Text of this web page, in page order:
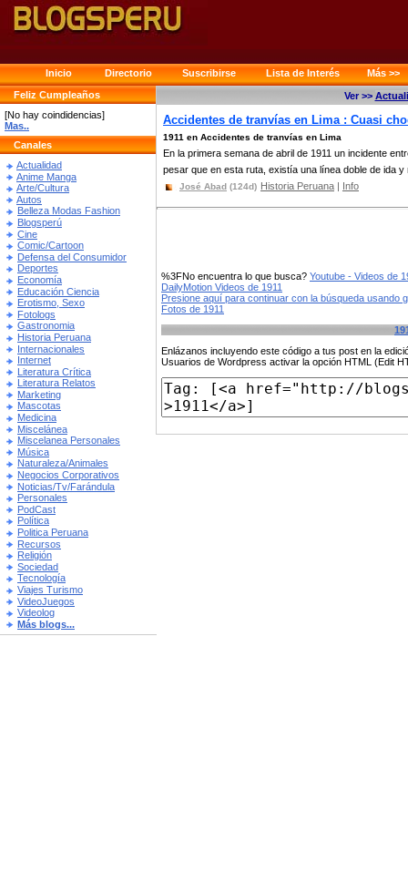
Inicio Directorio Suscribirse Lista de Interés
Más >>
Feliz Cumpleaños
[No hay coindidencias]
Mas..
Canales
Actualidad
Anime Manga
Arte/Cultura
Autos
Belleza Modas Fashion
Blogsperú
Cine
Comic/Cartoon
Defensa del Consumidor
Deportes
Economía
Educación Ciencia
Erotismo, Sexo
Fotologs
Gastronomia
Historia Peruana
Internacionales
Internet
Literatura Crítica
Literatura Relatos
Marketing
Mascotas
Medicina
Miscelánea
Miscelanea Personales
Música
Naturaleza/Animales
Negocios Corporativos
Noticias/Tv/Farándula
Personales
PodCast
Política
Politica Peruana
Recursos
Religión
Sociedad
Tecnología
Viajes Turismo
VideoJuegos
Videolog
Más blogs...
Ver >>
Accidentes de tranvías en Lima : Cuasi
1911 en Accidentes de tranvías en Lima
En la primera semana de abril de 1911 un incidente
pesar que en esta ruta, existía una línea doble de ida y
José Abad (124d) Historia Peruana | Info
%3FNo encuentra lo que busca? Youtube - Videos de
DailyMotion Videos de 1911
Presione aquí para continuar con la búsqueda usando
Fotos de 1911
Enlázanos incluyendo este código a tus post en la
Usuarios de Wordpress activar la opción HTML (Edit